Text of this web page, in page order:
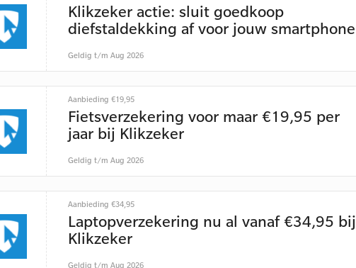
Klikzeker actie: sluit goedkoop
diefstaldekking af voor jouw smartphone
Geldig t/m Aug 2026
Aanbieding €19,95
Fietsverzekering voor maar €19,95 per
jaar bij Klikzeker
Geldig t/m Aug 2026
Aanbieding €34,95
Laptopverzekering nu al vanaf €34,95 bij
Klikzeker
Geldig t/m Aug 2026